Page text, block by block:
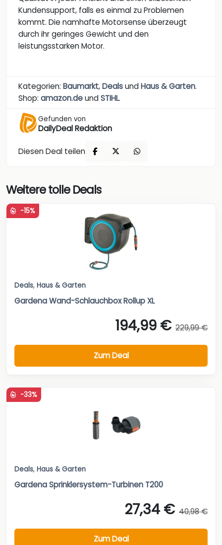
Kundensupport, falls es einmal zu Problemen
kommt. Die namhafte Motorsense überzeugt
durch ihr geringes Gewicht und den
leistungsstarken Motor.
Kategorien: Baumarkt,DealsundHaus & Garten.
Shop: amazon.deundSTIHL.
Gefunden von
DailyDeal Redaktion
Diesen Deal teilen
Weitere tolle Deals
-15%
Deals, Haus & Garten
Gardena Wand-Schlauchbox Rollup XL
194,99 € 229,99 €
Zum Deal
-33%
Deals, Haus & Garten
Gardena Sprinklersystem-Turbinen T200
27,34 € 40,98 €
Zum Deal